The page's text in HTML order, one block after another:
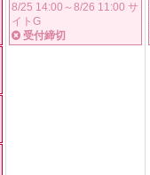
8/25 14:00～8/26 11:00 サ
イトG
受付締切